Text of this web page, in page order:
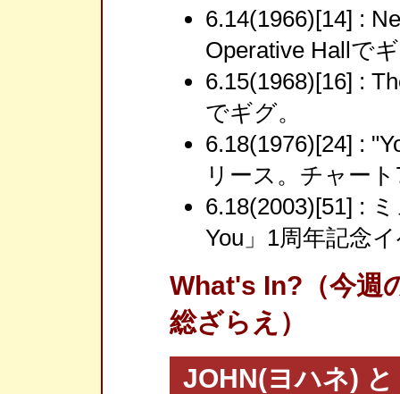
6.14(1966)[14] :
Operative Hallで
6.15(1968)[16] :
でギグ。
6.18(1976)[24] :
リース。チャー
6.18(2003)[51] :
You」1周年記念
What's In?（今週
総ざらえ）
JOHN(ヨハネ)